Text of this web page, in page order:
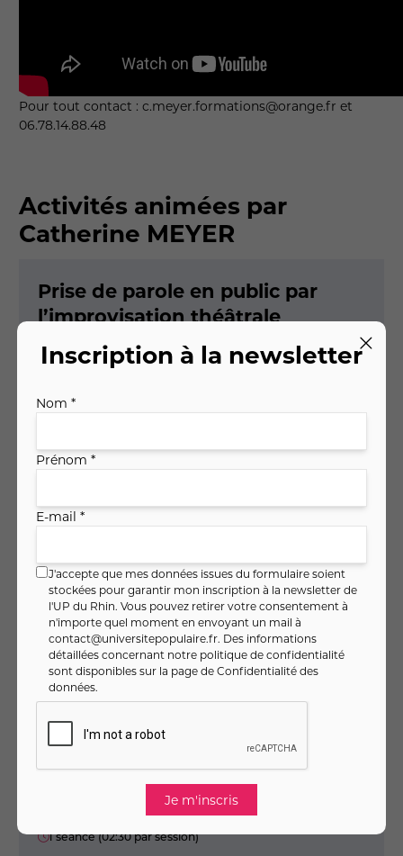
Pour tout contact : c.meyer.formations@orange.fr et
06.78.14.88.48
Activités animées par
Catherine MEYER
Prise de parole en public par
l’improvisation théâtrale
1 séance (02:30 par session)
20,00€
Soit8,00€ / heure
Je m'inscris
Voir
Avec l'impro théâtrale, boostez
votre confiance !
Le vendredi 27 novembre 2026à 16h00
1 séance (02:30 par session)
Inscription à la newsletter
Nom *
Prénom *
E-mail *
J'accepte que mes données issues du formulaire soient
stockées pour garantir mon inscription à la newsletter de
l'UP du Rhin. Vous pouvez retirer votre consentement à
n'importe quel moment en envoyant un mail à
contact@universitepopulaire.fr. Des informations
détaillées concernant notre politique de confidentialité
sont disponibles sur la page deConfidentialité des
données.